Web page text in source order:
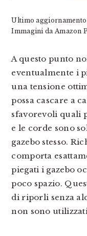
Ultimo
Immagini da Amazon
A questo punto
eventualmente i
una tensione
possa cascare a
sfavorevoli quali
e le corde sono
gazebo stesso.
comporta
piegati i gazebo
poco spazio.
di riporli senza
non sono